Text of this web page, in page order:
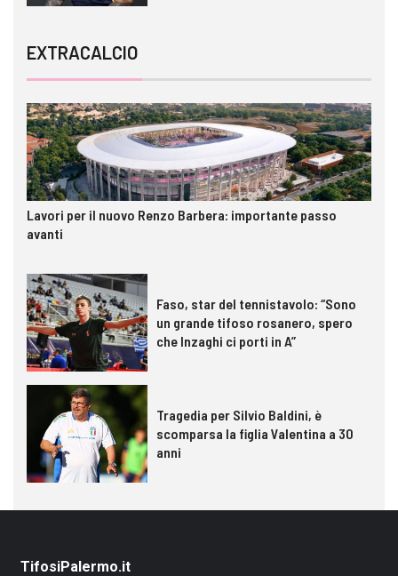
EXTRACALCIO
Lavori per il nuovo Renzo Barbera: importante passo
avanti
Faso, star del tennistavolo: “Sono
un grande tifoso rosanero, spero
che Inzaghi ci porti in A”
Tragedia per Silvio Baldini, è
scomparsa la figlia Valentina a 30
anni
TifosiPalermo.it